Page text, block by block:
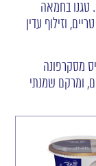
טגנו בחמאה
וזילוף עדין
מסקרפונה
ומרקם שמנתי